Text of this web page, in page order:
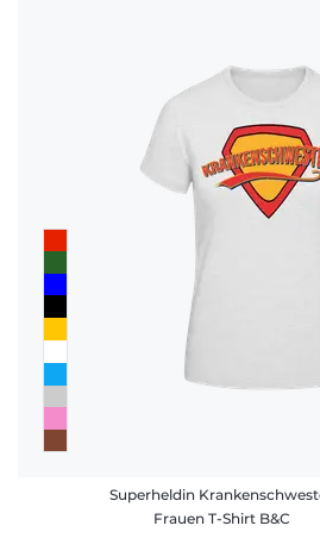
Superheldin
Frauen T-Shirt B&C